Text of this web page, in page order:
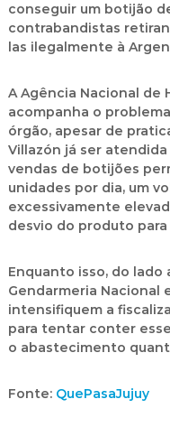
conseguir um botijão
contrabandistas
las ilegalmente à
AAgência Nacional de
acompanha o
órgão, apesar de
Villazón já ser
vendas de botijões
unidades por dia, um
excessivamente
desvio do produto
Enquanto isso, do
Gendarmeria Nacional
intensifiquem a
para tentar conter
o abastecimento
Fonte: QuePasaJujuy